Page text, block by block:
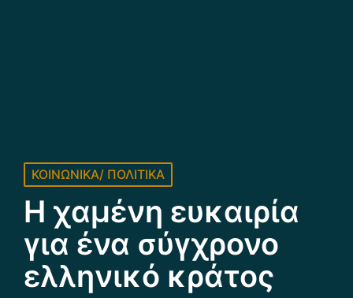
Posted
ΚΟΙΝΩΝΙΚΑ/ ΠΟΛΙΤΙΚΑ
Η χαμένη ευκαιρία
για ένα σύγχρονο
ελληνικό κράτος